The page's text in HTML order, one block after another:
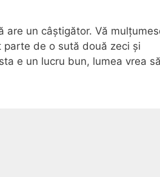
are un câștigător. Vă
de o sută două zeci și
e un lucru bun, lumea vrea să